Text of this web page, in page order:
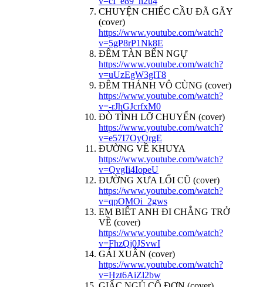
CHUYỆN CHIẾC CẦU ĐÃ GÃY
(cover)
https://www.youtube.com/watch?
v=5gP8rP1Nk8E
ĐÊM TÀN BẾN NGỰ
https://www.youtube.com/watch?
v=uUzEgW3glT8
ĐÊM THÁNH VÔ CÙNG (cover)
https://www.youtube.com/watch?
v=-rJhGJcrfxM0
ĐÒ TÌNH LỠ CHUYẾN (cover)
https://www.youtube.com/watch?
v=e57I7OyOrgE
ĐƯỜNG VỀ KHUYA
https://www.youtube.com/watch?
v=QvgIi4IopeU
ĐƯỜNG XƯA LỐI CŨ (cover)
https://www.youtube.com/watch?
v=qpOMOi_2gws
EM BIẾT ANH ĐI CHẲNG TRỞ
VỀ (cover)
https://www.youtube.com/watch?
v=FhzQj0JSvwI
GÁI XUÂN (cover)
https://www.youtube.com/watch?
v=Hzt6AiZl2bw